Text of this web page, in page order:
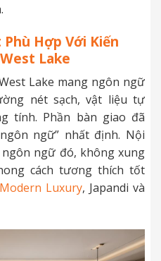
Hợp Với Kiến
Lake
Lake mang ngôn ngữ
nét sạch, vật liệu tự
tính. Phần bàn giao đã
ngữ” nhất định. Nội
ngữ đó, không xung
cách tương thích tốt
Modern Luxury, Japandi và